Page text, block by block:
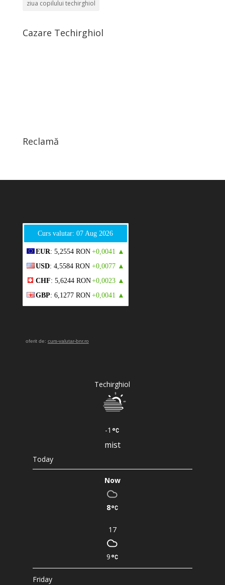
ziua copilului techirghiol
Cazare Techirghiol
Reclamă
Curs valutar: 07 Aug 2026
EUR: 5,2554 RON +0,0041 ▲
USD: 4,5584 RON +0,0077 ▲
CHF: 5,6244 RON+0,0023 ▲
GBP: 6,1277 RON +0,0041 ▲
oferit de: curs-valutar-bnr.ro
Techirghiol
-1
mist
Today
Now
8
17
9
Friday